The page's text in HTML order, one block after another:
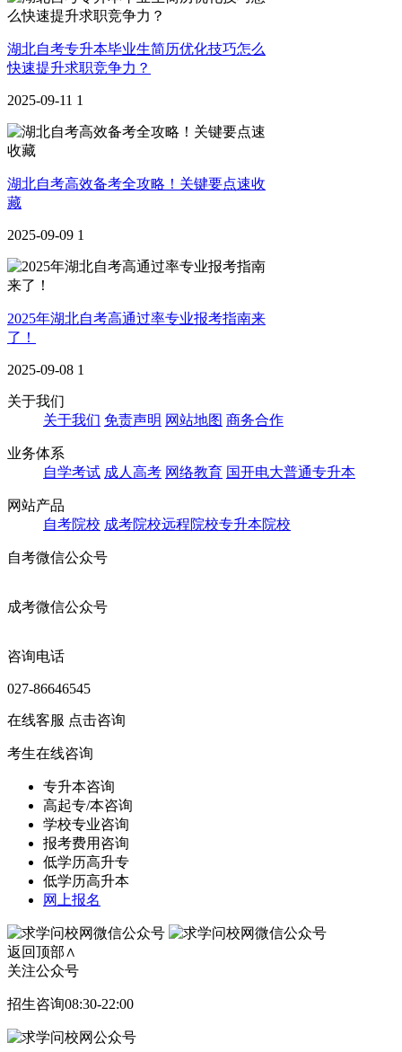
湖北自考专升本毕业生简历优化技巧怎么
快速提升求职竞争力？
2025-09-11 1
湖北自考高效备考全攻略！关键要点速收
藏
2025-09-09 1
2025年湖北自考高通过率专业报考指南来
了！
2025-09-08 1
关于我们
关于我们 免责声明 网站地图 商务合作
业务体系
自学考试 成人高考 网络教育 国开电大普通专升本
网站产品
自考院校 成考院校远程院校专升本院校
自考微信公众号
成考微信公众号
咨询电话
027-86646545
在线客服 点击咨询
考生在线咨询
专升本咨询
高起专/本咨询
学校专业咨询
报考费用咨询
低学历高升专
低学历高升本
网上报名
返回顶部∧
关注公众号
招生咨询08:30-22:00